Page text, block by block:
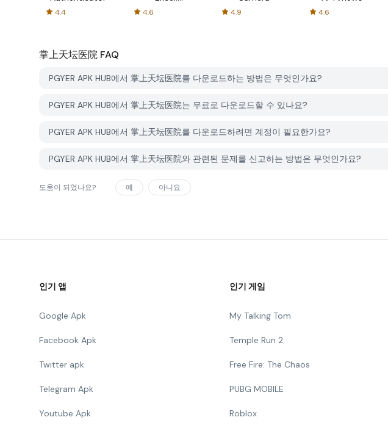
4.4
Spreadsheets
4.6 4.9 4.6
掌上天坛医院 FAQ
PGYER APK HUB에서 掌上天坛医院를 다운로드하는 방법은 무엇인가요?
PGYER APK HUB에서 掌上天坛医院는 무료로 다운로드할 수 있나요?
PGYER APK HUB에서 掌上天坛医院를 다운로드하려면 계정이 필요한가요?
PGYER APK HUB에서 掌上天坛医院와 관련된 문제를 신고하는 방법은 무엇인가요?
도움이 되었나요? 예 아니요
인기 앱
Google Apk
Facebook Apk
Twitter apk
Telegram Apk
Youtube Apk
인기 게임
My Talking Tom
Temple Run 2
Free Fire: The Chaos
PUBG MOBILE
Roblox